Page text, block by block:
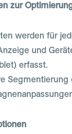
zur
werden für
und
erfasst.